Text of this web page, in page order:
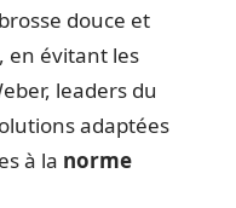
douce et
en évitant les
leaders du
adaptées
à la norme